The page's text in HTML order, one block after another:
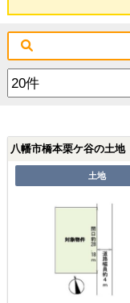
八幡市橋本栗ケ谷の土地
土地